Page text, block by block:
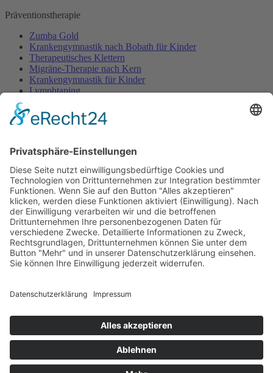
Präventionstherapie
Zumba Gold
Krankengymnastik nach Bobath für Kinder
Therapeutisches Klettern
Migräne-Therapie nach Kern
Krankengymnastik für Kinder
Lymphtaping
Rücken Therapie
Aqua Fitness
FDM – Faszien-Distorsions-Modell
Zumba Gold
Rückbildungsgymnastik
Kinder Therapie
Krankengymnastik nach Vojta für Kinder
Krankengymnastik nach Bobath für Kinder
Krankengymnastik für Kinder
Karriere
Sponsoring
Potsdamer Adventsturmblasen
Gutscheine
Datenschutz